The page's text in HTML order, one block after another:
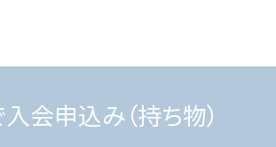
会申込み（持ち物）